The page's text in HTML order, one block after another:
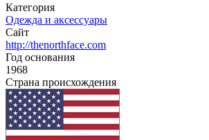
Категория
Одежда и аксессуары
Сайт
http://thenorthface.com
Год основания
1968
Страна происхождения